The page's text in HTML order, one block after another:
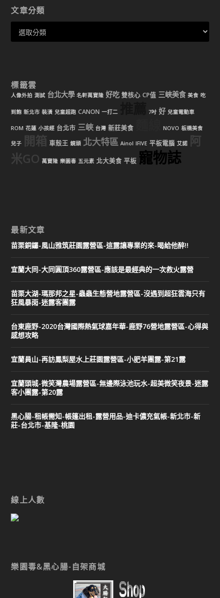
文章分類
標籤雲
人像外拍 測試 台北大學 名軒萬寶隆 好吃 雙核心 CP值 三峽美食 美食 吃
到飽 新北市 裝潢 兒童超跑 CANON 一打二 7吋 好 兒童電動車
ROM 花蓮 小孩經 台北市 三峽 台灣 新莊美食 NOVO 板橋美食
兒子 開箱 車殼王 鏡頭 北大特區 Ainol IFIVE 平板電腦 艾諾
阿
米GO 萬寶隆 樂園毒 五元素 北大美食 平板 寵物誌
最新文章
苗栗銅鑼-風山雅筑莊園露營區-這露讓專業的來-喝給他醉!!
宜蘭大同-大同圓頂360露營區-應該是最經典的一次救火露營
苗栗大湖-瑪那邦之星-蟲蟲生態營地露營區-沒遇到超狂雲海只有
狂風暴雨-迷露客團露
台東鹿野-2020台灣國際熱氣球嘉年華-鹿野76營地露營區-心得與
感想攻略
宜蘭員山-再訪鳳梨屋水上莊園露營區-小肥羊團露-第21露
宜蘭頭城-微笑灣農場露營區-無邊際泳池玩水-超美微笑夜景-迷露
客小團露-第20露
黑心腸-租帳需知-帳篷出租-露營用品-迪卡儂充氣帳-新北市-新
莊-台北市-基隆-桃園
線上人數
樂園毒&黑心腸-自架商城